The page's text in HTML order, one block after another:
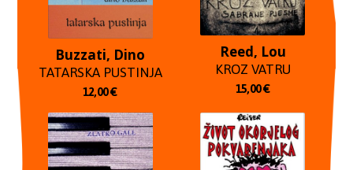
Buzzati, Dino
TATARSKA PUSTINJA
12,00€
Reed, Lou
KROZ VATRU
15,00€